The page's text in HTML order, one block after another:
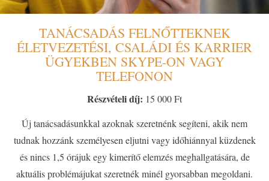
TANÁCSADÁS FELNŐTTEKNEK
ÉLETVEZETÉSI, CSALÁDI ÉS KARRIER
ÜGYEKBEN SKYPE-ON VAGY
TELEFONON
Részvételi díj: 15 000 Ft
Új tanácsadásunkkal azoknak szeretnénk segíteni, akik nem
tudnak hozzánk személyesen eljutni vagy időhiánnyal küzdenek
és nincs 1,5 órájuk egy kimerítő elemzés meghallgatására, de
aktuális problémájukat szeretnék minél gyorsabban megoldani.